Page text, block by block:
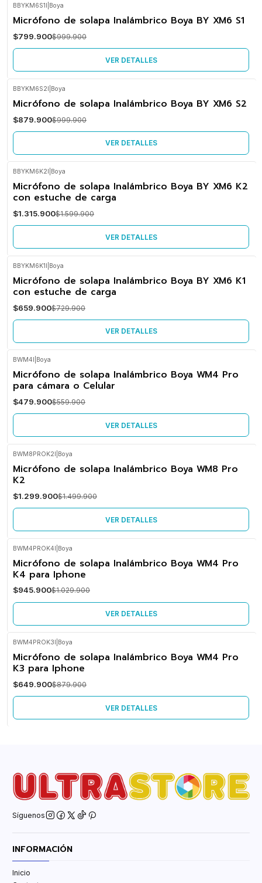
-20%
OFF
No disponible
BBYKM6S1I Boya
Micrófono de solapa Inalámbrico Boya BY XM6 S1
$799.900$999.900
VER DETALLES
-12%
OFF
No disponible
BBYKM6S2I Boya
Micrófono de solapa Inalámbrico Boya BY XM6 S2
$879.900$999.900
VER DETALLES
-18%
OFF
BBYKM6K2I Boya
Micrófono de solapa Inalámbrico Boya BY XM6 K2
con estuche de carga
$1.315.900$1.599.900
VER DETALLES
-10%
OFF
BBYKM6K1I Boya
Micrófono de solapa Inalámbrico Boya BY XM6 K1
con estuche de carga
$659.900$729.900
VER DETALLES
-14%
OFF
BWM4I Boya
Micrófono de solapa Inalámbrico Boya WM4 Pro
para cámara o Celular
$479.900$559.900
VER DETALLES
-13%
OFF
BWM8PROK2I Boya
Micrófono de solapa Inalámbrico Boya WM8 Pro
K2
$1.299.900$1.499.900
VER DETALLES
-8%
OFF
BWM4PROK4I Boya
Micrófono de solapa Inalámbrico Boya WM4 Pro
K4 para Iphone
$945.900$1.029.900
VER DETALLES
-26%
OFF
BWM4PROK3I Boya
Micrófono de solapa Inalámbrico Boya WM4 Pro
K3 para Iphone
$649.900$879.900
VER DETALLES
Síguenos
INFORMACIÓN
Inicio